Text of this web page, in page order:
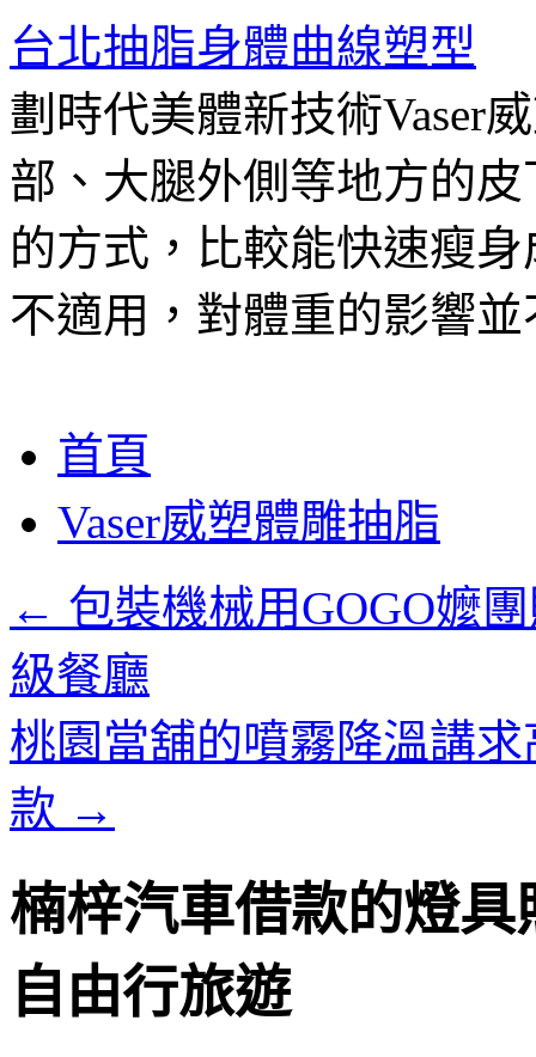
台北抽脂身體曲線塑型
劃時代美體新技術Vaser
部、大腿外側等地方的
的方式，比較能快速瘦
不適用，對體重的影響
至
要
首頁
Vaser威塑體雕抽脂
← 包裝機械用GOGO嬤
級餐廳
桃園當舖的噴霧降溫講
款 →
楠梓汽車借款的燈
自由行旅遊